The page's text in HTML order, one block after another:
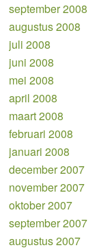
september 2008
augustus 2008
juli 2008
juni 2008
mei 2008
april 2008
maart 2008
februari 2008
januari 2008
december 2007
november 2007
oktober 2007
september 2007
augustus 2007